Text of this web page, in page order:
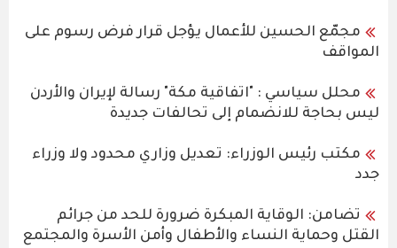
مجمّع الحسين للأعمال يؤجل قرار فرض رسوم على
المواقف
محلل سياسي : "اتفاقية مكة" رسالة لإيران والأردن
ليس بحاجة للانضمام إلى تحالفات جديدة
مكتب رئيس الوزراء: تعديل وزاري محدود ولا وزراء
جدد
تضامن: الوقاية المبكرة ضرورة للحد من جرائم
القتل وحماية النساء والأطفال وأمن الأسرة والمجتمع